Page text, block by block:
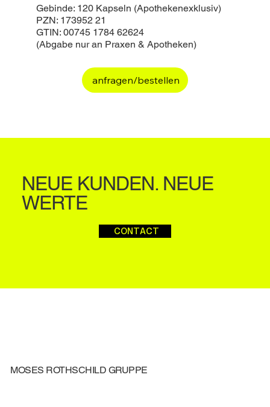
Gebinde: 120 Kapseln (Apothekenexklusiv)
PZN: 173952 21
GTIN: 00745 1784 62624
(Abgabe nur an Praxen & Apotheken)
anfragen/bestellen
NEUE KUNDEN. NEUE
WERTE
CONTACT
MOSES ROTHSCHILD GRUPPE